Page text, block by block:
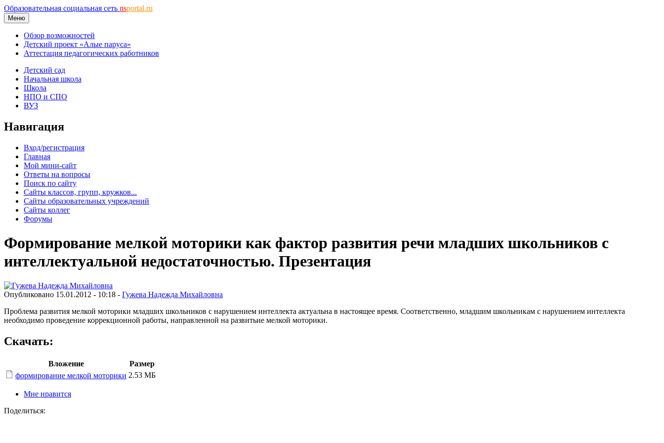
Образовательная социальная сеть nsportal.ru
Меню
Обзор возможностей
Детский проект «Алые паруса»
Аттестация педагогических работников
Детский сад
Начальная школа
Школа
НПО и СПО
ВУЗ
Навигация
Вход/регистрация
Главная
Мой мини-сайт
Ответы на вопросы
Поиск по сайту
Сайты классов, групп, кружков...
Сайты образовательных учреждений
Сайты коллег
Форумы
Формирование мелкой моторики как фактор развития речи младших школьников с
интеллектуальной недостаточностью. Презентация
Опубликовано 15.01.2012 - 10:18 - Гужева Надежда Михайловна
Проблема развития мелкой моторики младших школьников с нарушением интеллекта актуальна в настоящее время. Соответственно, младшим школьникам с нарушением интеллекта
необходимо проведение коррекционной работы, направленной на развитьие мелкой моторики.
Скачать:
Вложение
Размер
формирование мелкой моторики 2.53 МБ
Мне нравится
Поделиться: